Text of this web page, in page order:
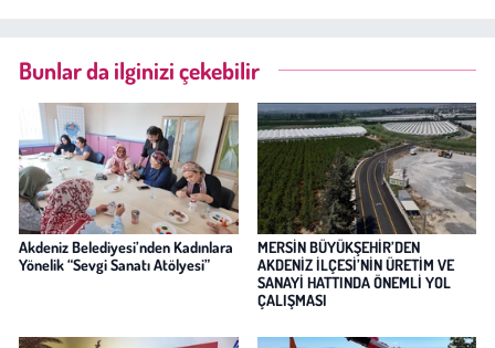
Bunlar da ilginizi çekebilir
Akdeniz Belediyesi’nden Kadınlara
Yönelik “Sevgi Sanatı Atölyesi”
MERSİN BÜYÜKŞEHİR’DEN
AKDENİZ İLÇESİ’NİN ÜRETİM VE
SANAYİ HATTINDA ÖNEMLİ YOL
ÇALIŞMASI